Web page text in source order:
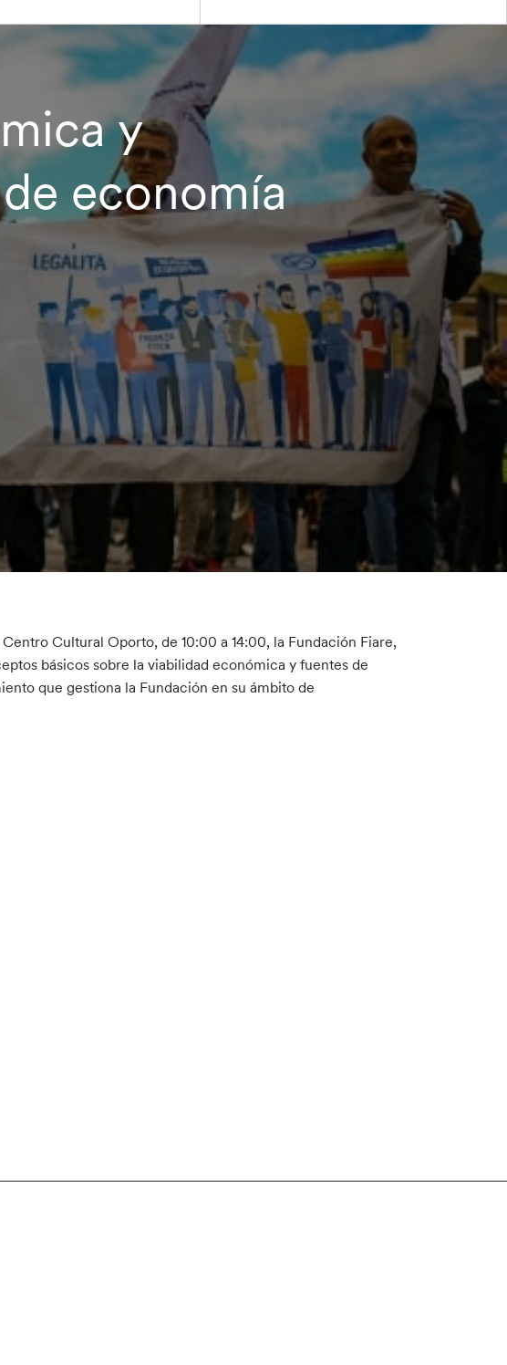
y
economía
Cultural Oporto, de 10:00 a 14:00, la Fundación Fiare,
básicos sobre la viabilidad económica y fuentes de
que gestiona la Fundación en su ámbito de